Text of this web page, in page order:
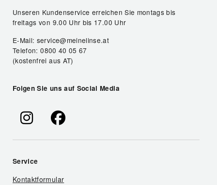
Unseren Kundenservice erreichen Sie montags bis
freitags von 9.00 Uhr bis 17.00 Uhr
E-Mail: service@meinelinse.at
Telefon: 0800 40 05 67
(kostenfrei aus AT)
Folgen Sie uns auf Social Media
Service
Kontaktformular